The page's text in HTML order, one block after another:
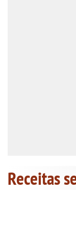
Receitas